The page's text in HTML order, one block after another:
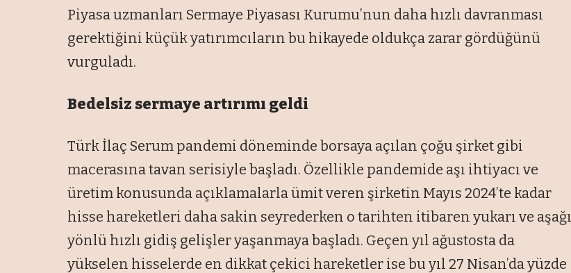
Piyasa uzmanları Sermaye Piyasası Kurumu’nun daha hızlı davranması
gerektiğini küçük yatırımcıların bu hikayede oldukça zarar gördüğünü
vurguladı.
Bedelsiz sermaye artırımı geldi
Türk İlaç Serum pandemi döneminde borsaya açılan çoğu şirket gibi
macerasına tavan serisiyle başladı. Özellikle pandemide aşı ihtiyacı ve
üretim konusunda açıklamalarla ümit veren şirketin Mayıs 2024’te kadar
hisse hareketleri daha sakin seyrederken o tarihten itibaren yukarı ve aşağı
yönlü hızlı gidiş gelişler yaşanmaya başladı. Geçen yıl ağustosta da
yükselen hisselerde en dikkat çekici hareketler ise bu yıl 27 Nisan’da yüzde